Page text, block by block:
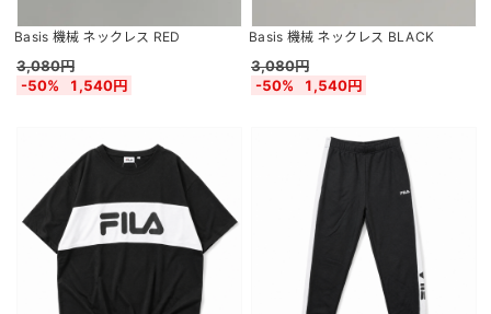
Basis 機械 ネックレス RED
3,080円
-50%
1,540円
Basis 機械 ネックレス BLACK
3,080円
-50%
1,540円